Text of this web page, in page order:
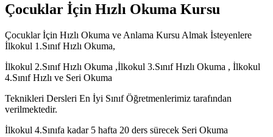
Çocuklar İçin Hızlı Okuma Kursu
Çocuklar İçin Hızlı Okuma ve Anlama Kursu Almak İsteyenlere
İlkokul 1.Sınıf Hızlı Okuma,
İlkokul 2.Sınıf Hızlı Okuma ,İlkokul 3.Sınıf Hızlı Okuma , İlkokul
4.Sınıf Hızlı ve Seri Okuma
Teknikleri Dersleri En İyi Sınıf Öğretmenlerimiz tarafından
verilmektedir.
İlkokul 4.Sınıfa kadar 5 hafta 20 ders sürecek Seri Okuma